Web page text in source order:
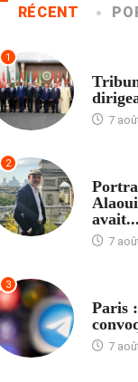
RÉCENT
1
7
2
avait...
7
3
Paris
7